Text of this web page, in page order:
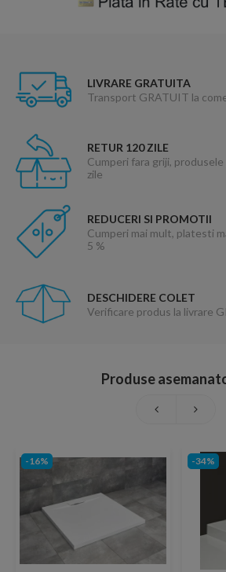
LIVRARE GRATUITA
Transport GRATUIT la
RETUR 120 ZILE
Cumperi fara griji,
zile
REDUCERI SI PROMOTII
Cumperi mai mult, platesti
5 %
DESCHIDERE COLET
Verificare produs la livrare
Produse
-16% -34%